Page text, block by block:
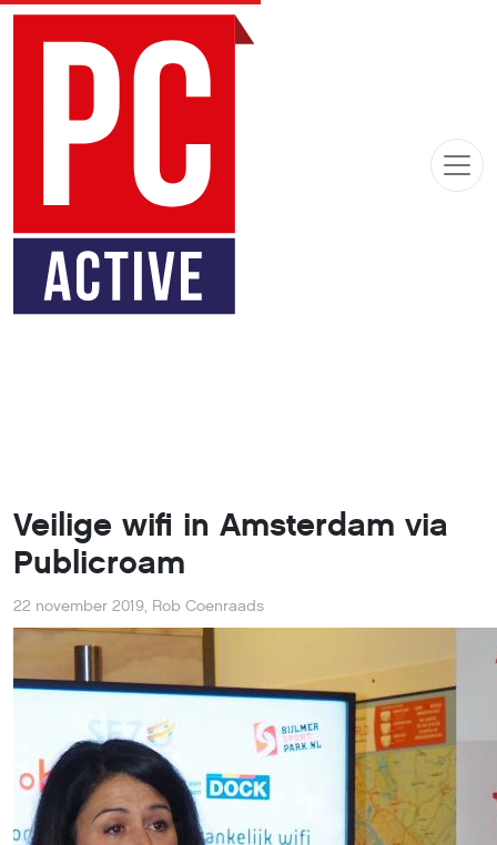
Veilige wifi in Amsterdam via
Publicroam
22 november 2019, Rob Coenraads